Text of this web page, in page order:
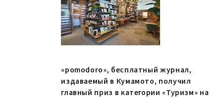
«pomodoro», бесплатный журнал,
издаваемый в Кумамото, получил
главный приз в категории «Туризм» на